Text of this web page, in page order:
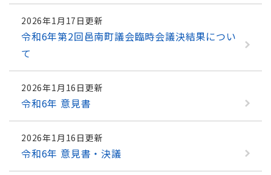
2026年1月17日更新
令和6年第2回邑南町議会臨時会議決結果につい
て
2026年1月16日更新
令和6年 意見書
2026年1月16日更新
令和6年 意見書・決議